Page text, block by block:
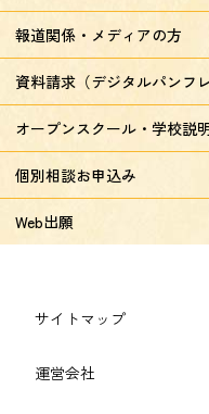
報道関係・メディアの方
資料請求（デジタルパンフ
オープンスクール・学校説
個別相談お申込み
Web出願
サイトマップ
運営会社